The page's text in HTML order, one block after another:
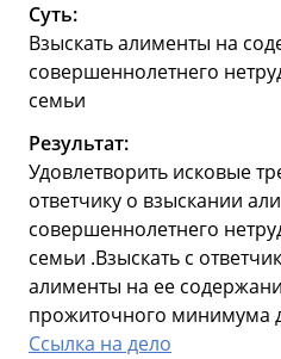
Суть:
Взыскать алименты на
совершеннолетнего
семьи
Результат:
Удовлетворить исковые
ответчику о взыскании
совершеннолетнего
семьи .Взыскать с
алименты на ее
прожиточного минимума
Ссылка на дело